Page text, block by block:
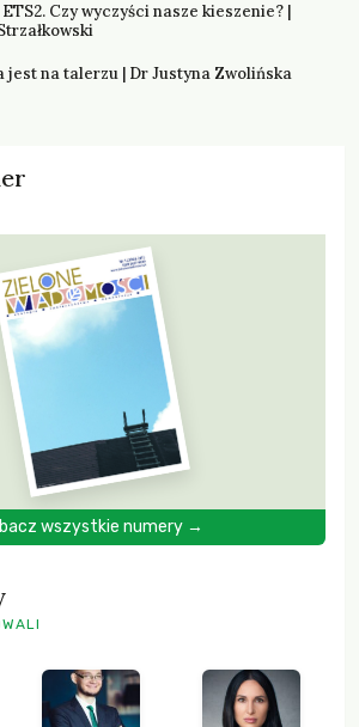
Czy wyczyści nasze kieszenie? |
jest na talerzu | Dr Justyna Zwolińska
wszystkie numery →